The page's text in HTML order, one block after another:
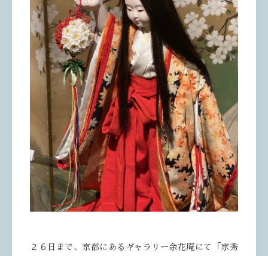
２６日まで、京都にあるギャラリー余花庵にて「京秀